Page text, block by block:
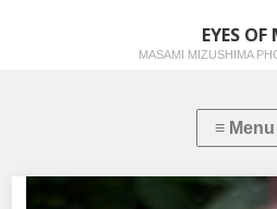
EYES OF
MASAMI MIZUSHIMA